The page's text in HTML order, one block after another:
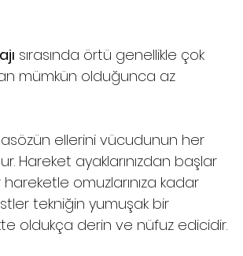
sırasında örtü genellikle çok
mümkün olduğunca az
ellerini vücudunun her
Hareket ayaklarınızdan başlar
omuzlarınıza kadar
tekniğin yumuşak bir
oldukça derin ve nüfuz edicidir.